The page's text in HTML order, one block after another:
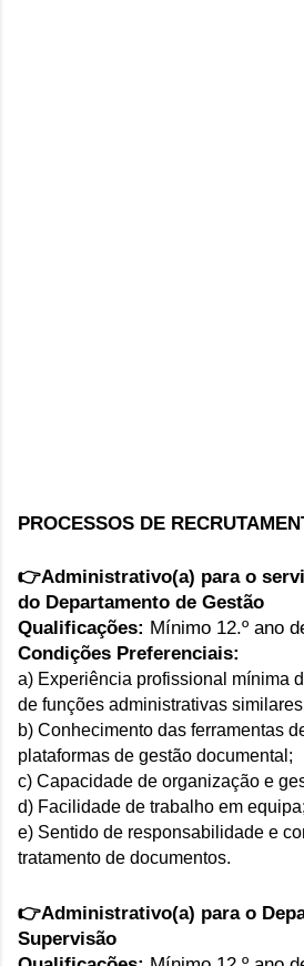
PROCESSOS DE
👉Administrativo(a) para o
do Departamento de Gestão
Qualificações: Mínimo 12.º ano
Condições Preferenciais:
a) Experiência profissional mínima
de funções administrativas
b) Conhecimento das ferramentas
plataformas de gestão documental;
c) Capacidade de organização e
d) Facilidade de trabalho em equipa;
e) Sentido de responsabilidade e
tratamento de documentos.
👉Administrativo(a) para o
Supervisão